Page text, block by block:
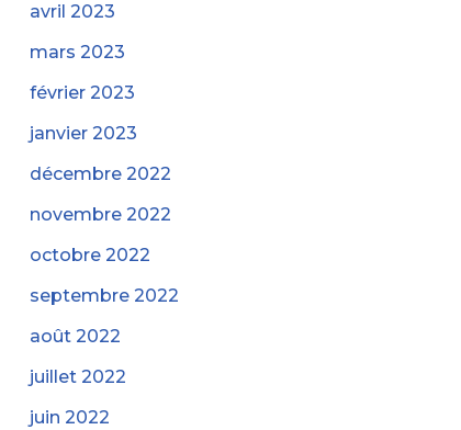
avril 2023
mars 2023
février 2023
janvier 2023
décembre 2022
novembre 2022
octobre 2022
septembre 2022
août 2022
juillet 2022
juin 2022